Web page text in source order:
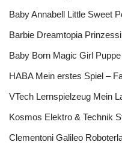
Baby Annabell Little Sweet
Barbie Dreamtopia
Baby Born Magic Girl Puppe
HABA Mein erstes Spiel –
VTech Lernspielzeug Mein
Kosmos Elektro & Technik
Clementoni Galileo